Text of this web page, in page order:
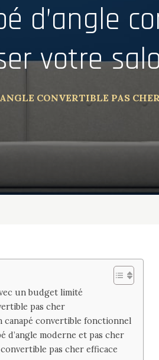
d’angle
votre
CONVERTIBLE PAS
un budget limité
pas cher
canapé convertible fonctionnel
moderne et pas cher
pas cher efficace